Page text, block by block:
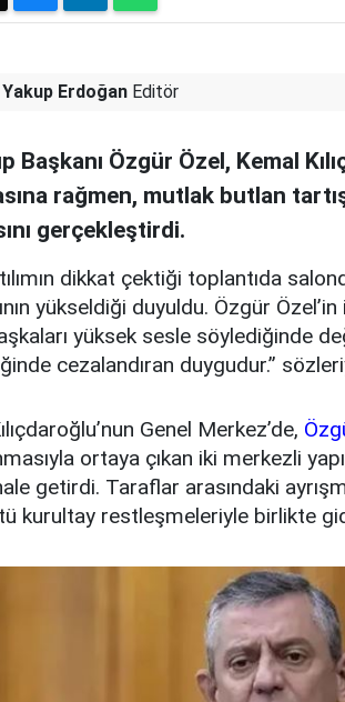
Yakup Erdoğan Editör
Başkanı Özgür Özel, Kemal
rağmen, mutlak butlan
gerçekleştirdi.
dikkat çektiği toplantıda
yükseldiği duyuldu. Özgür
yüksek sesle söylediğinde
cezalandıran duygudur.”
Genel Merkez’de,
ortaya çıkan iki merkezli
getirdi. Taraflar arasındaki
kurultay restleşmeleriyle birlikte